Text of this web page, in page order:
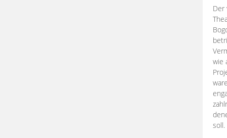
Der
wie
zahlr
soll.